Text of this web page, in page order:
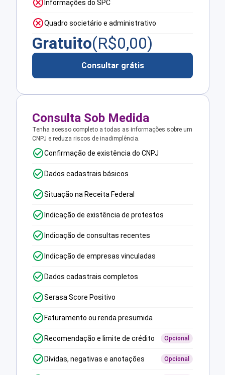
Informações do SPC
Quadro societário e administrativo
Gratuito(R$0,00)
Consultar grátis
Consulta Sob Medida
Tenha acesso completo a todas as informações sobre um
CNPJ e reduza riscos de inadimplência.
Confirmação de existência do CNPJ
Dados cadastrais básicos
Situação na Receita Federal
Indicação de existência de protestos
Indicação de consultas recentes
Indicação de empresas vinculadas
Dados cadastrais completos
Serasa Score Positivo
Faturamento ou renda presumida
Recomendação e limite de crédito Opcional
Dívidas, negativas e anotações Opcional